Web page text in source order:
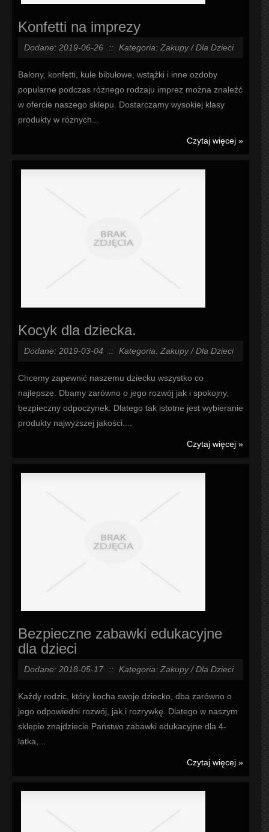
Konfetti na imprezy
Dodane: 2019-06-26 :: Kategoria: Zakupy / Dla Dzieci
Balony, konfetti, kule bibułowe, wstążki i inne ozdoby
popularne podczas różnego rodzaju imprez można znaleźć
w ofercie naszego sklepu. Dostarczamy wysokiej klasy
produkty w różnych...
Czytaj więcej »
Kocyk dla dziecka.
Dodane: 2019-03-04 :: Kategoria: Zakupy / Dla Dzieci
Chcemy zapewnić naszemu dziecku wszystko co
najlepsze. Dbamy zarówno o jego rozwój jak i spokojny,
bezpieczny odpoczynek. Dlatego tak istotne jest wybieranie
produkty najwyższej jakości....
Czytaj więcej »
Bezpieczne zabawki edukacyjne
dla dzieci
Dodane: 2018-05-17 :: Kategoria: Zakupy / Dla Dzieci
Każdy rodzic, który kocha swoje dziecko, dba zarówno o
jego odpowiedni rozwój, jak i rozrywkę. Dlatego w naszym
sklepie znajdziecie Państwo zabawki edukacyjne dla 4-
latka,...
Czytaj więcej »